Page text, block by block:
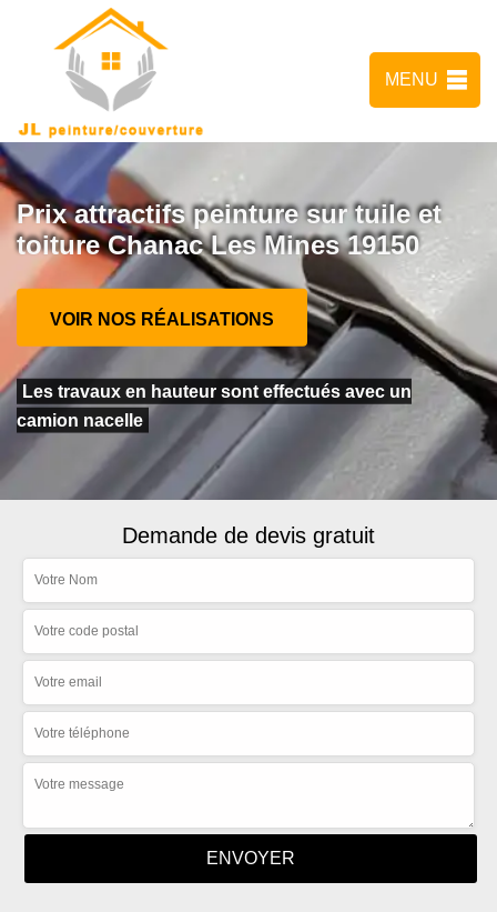
MENU
Prix attractifs peinture sur tuile et
toiture Chanac Les Mines 19150
VOIR NOS RÉALISATIONS
Les travaux en hauteur sont effectués avec un
camion nacelle
Demande de devis gratuit